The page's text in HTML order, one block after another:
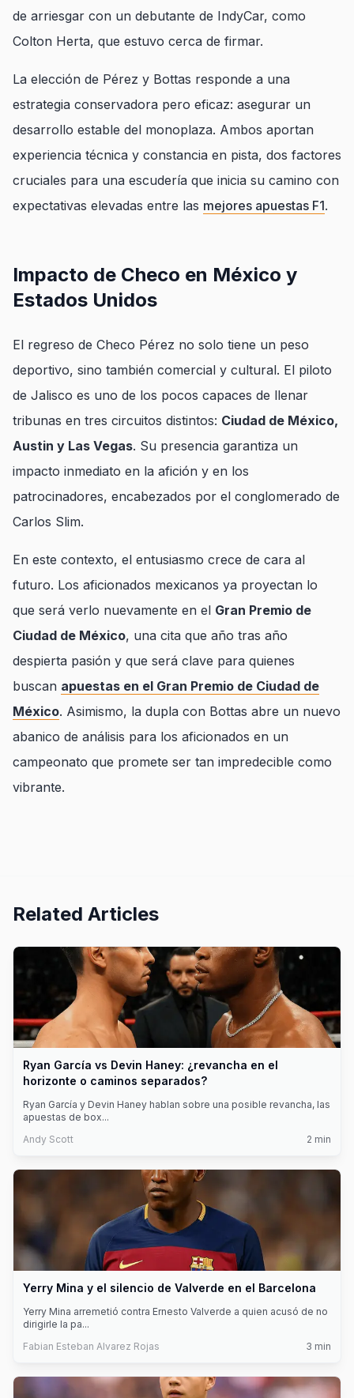
de arriesgar con un debutante de IndyCar, como
Colton Herta, que estuvo cerca de firmar.
La elección de Pérez y Bottas responde a una
estrategia conservadora pero eficaz: asegurar un
desarrollo estable del monoplaza. Ambos aportan
experiencia técnica y constancia en pista, dos factores
cruciales para una escudería que inicia su camino con
expectativas elevadas entre las mejores apuestas F1.
Impacto de Checo en México y
Estados Unidos
El regreso de Checo Pérez no solo tiene un peso
deportivo, sino también comercial y cultural. El piloto
de Jalisco es uno de los pocos capaces de llenar
tribunas en tres circuitos distintos: Ciudad de México,
Austin y Las Vegas. Su presencia garantiza un
impacto inmediato en la afición y en los
patrocinadores, encabezados por el conglomerado de
Carlos Slim.
En este contexto, el entusiasmo crece de cara al
futuro. Los aficionados mexicanos ya proyectan lo
que será verlo nuevamente en el Gran Premio de
Ciudad de México, una cita que año tras año
despierta pasión y que será clave para quienes
buscan apuestas en el Gran Premio de Ciudad de
México. Asimismo, la dupla con Bottas abre un nuevo
abanico de análisis para los aficionados en un
campeonato que promete ser tan impredecible como
vibrante.
Related Articles
Ryan García vs Devin Haney: ¿revancha en el
horizonte o caminos separados?
Ryan García y Devin Haney hablan sobre una posible revancha, las
apuestas de box...
Andy Scott
2 min
Yerry Mina y el silencio de Valverde en el Barcelona
Yerry Mina arremetió contra Ernesto Valverde a quien acusó de no
dirigirle la pa...
Fabian Esteban Alvarez Rojas
3 min